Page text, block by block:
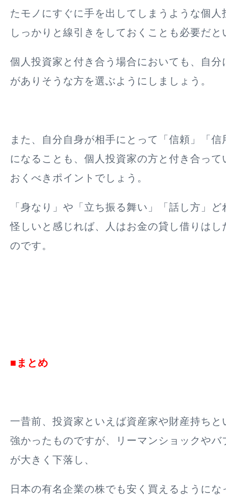
たモノにすぐに手を出してしまうような個人
しっかりと線引きをしておくことも必要だと
個人投資家と付き合う場合においても、自分
がありそうな方を選ぶようにしましょう。
また、自分自身が相手にとって「信頼」「
になることも、個人投資家の方と付き合っ
おくべきポイントでしょう。
「身なり」や「立ち振る舞い」「話し方」
怪しいと感じれば、人はお金の貸し借りはし
のです。
■まとめ
一昔前、投資家といえば資産家や財産持ちと
強かったものですが、リーマンショックやバ
が大きく下落し、
日本の有名企業の株でも安く買えるように